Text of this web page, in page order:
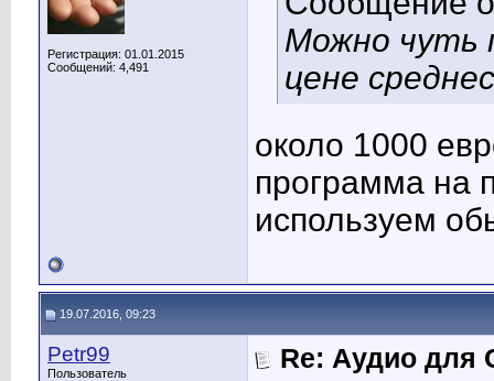
Регистрация: 01.01.2015
Сообщений: 4,491
Можно чуть
цене
около 1000
программа на
используем
19.07.2016, 09:23
Petr99
Пользователь
Re: Аудио для